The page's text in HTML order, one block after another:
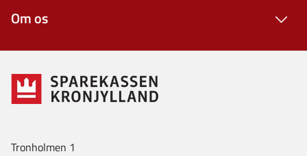
Om os
Tronholmen 1